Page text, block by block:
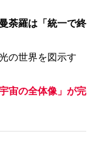
荼羅は「統一で終
の世界を図示す
宙の全体像」が完